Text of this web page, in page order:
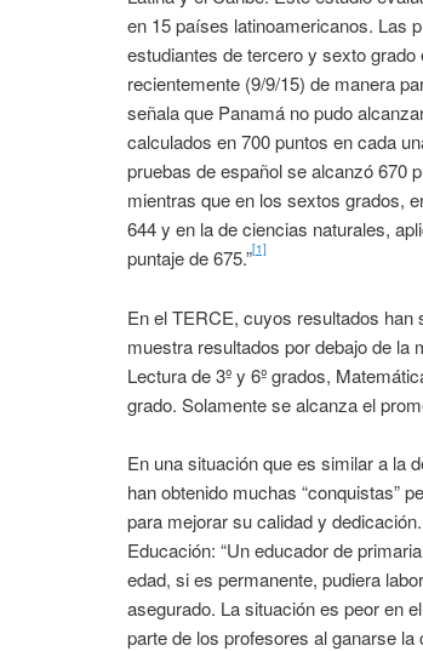
en 15 países latinoamericanos. Las
estudiantes de tercero y sexto
recientemente (9/9/15) de manera
señala que Panamá no pudo
calculados en 700 puntos en cada
pruebas de español se alcanzó 670
mientras que en los sextos grados,
644 y en la de ciencias naturales,
puntaje de 675.”[1]
En el TERCE, cuyos resultados
muestra resultados por debajo de la
Lectura de 3º y 6º grados,
grado. Solamente se alcanza el
En una situación que es similar a la
han obtenido muchas “conquistas”
para mejorar su calidad y
Educación: “Un educador de
edad, si es permanente, pudiera
asegurado. La situación es peor en
parte de los profesores al ganarse